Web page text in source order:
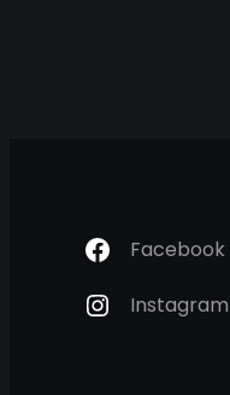
Facebook
Instagram